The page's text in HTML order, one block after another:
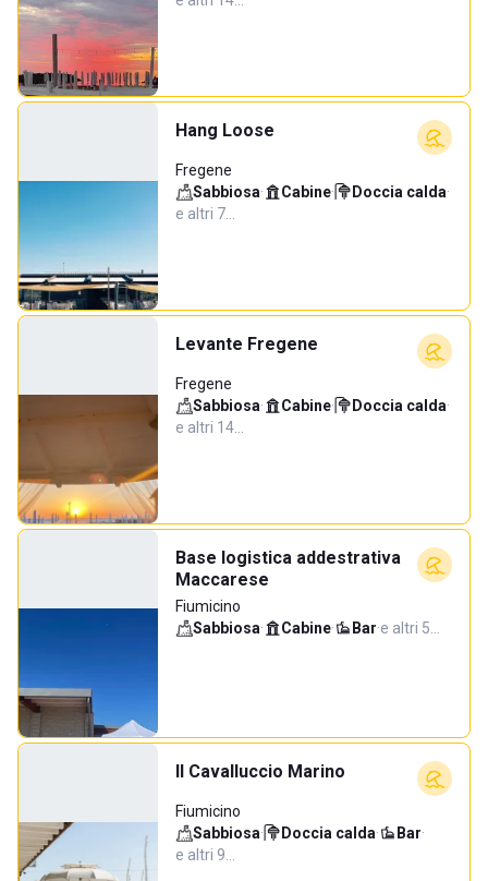
Hang Loose
Fregene
Sabbiosa· Cabine· Doccia calda·
e altri 7…
Levante Fregene
Fregene
Sabbiosa· Cabine· Doccia calda·
e altri 14…
Base logistica addestrativa
Maccarese
Fiumicino
Sabbiosa· Cabine· Bar·e altri 5…
Il Cavalluccio Marino
Fiumicino
Sabbiosa· Doccia calda· Bar·
e altri 9…